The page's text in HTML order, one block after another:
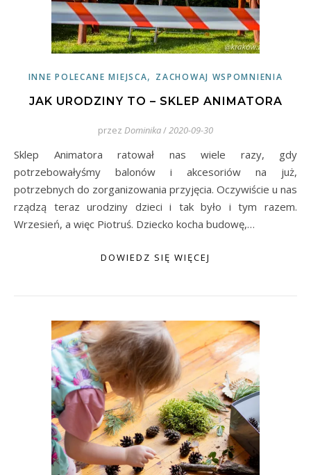
INNE POLECANE MIEJSCA, ZACHOWAJ WSPOMNIENIA
JAK URODZINY TO – SKLEP ANIMATORA
przez Dominika/2020-09-30
Sklep Animatora ratował nas wiele razy, gdy
potrzebowałyśmy balonów i akcesoriów na już,
potrzebnych do zorganizowania przyjęcia. Oczywiście u nas
rządzą teraz urodziny dzieci i tak było i tym razem.
Wrzesień, a więc Piotruś. Dziecko kocha budowę,…
DOWIEDZ SIĘ WIĘCEJ